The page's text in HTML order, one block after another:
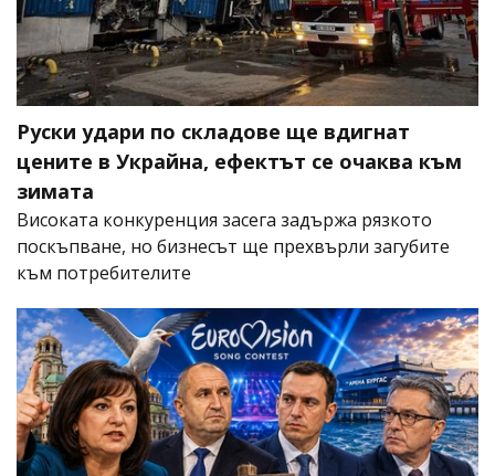
Руски удари по складове ще вдигнат
цените в Украйна, ефектът се очаква към
зимата
Високата конкуренция засега задържа рязкото
поскъпване, но бизнесът ще прехвърли загубите
към потребителите